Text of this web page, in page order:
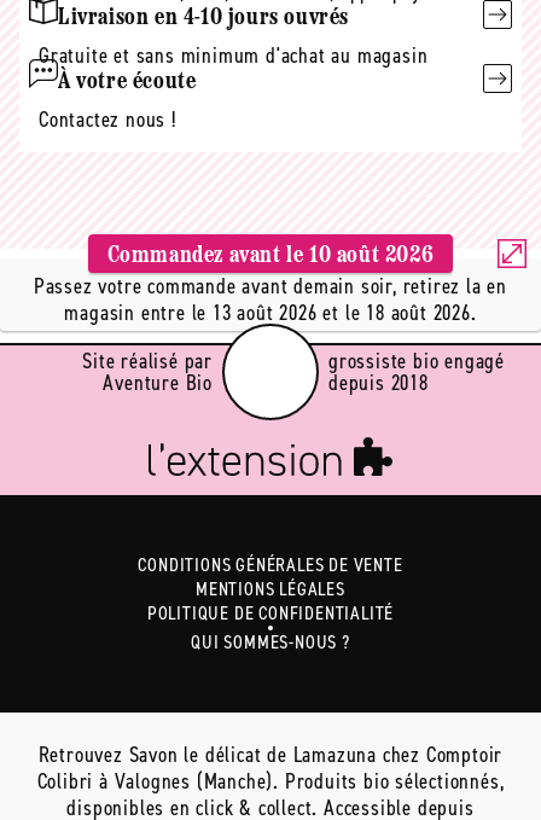
Livraison en 4-10 jours ouvrés
Gratuite et sans minimum d'achat au magasin
À votre écoute
Contactez nous !
Commandez avant le10 août 2026
Passez votre commande avant demain soir, retirez la en
magasin entre le 13 août 2026 et le 18 août 2026.
Site réalisé par
Aventure Bio
grossiste bio engagé
depuis 2018
CONDITIONS GÉNÉRALES DE VENTE
MENTIONS LÉGALES
POLITIQUE DE CONFIDENTIALITÉ
QUI SOMMES-NOUS ?
Retrouvez Savon le délicat de Lamazuna chez Comptoir
Colibri à Valognes (Manche). Produits bio sélectionnés,
disponibles en click & collect. Accessible depuis